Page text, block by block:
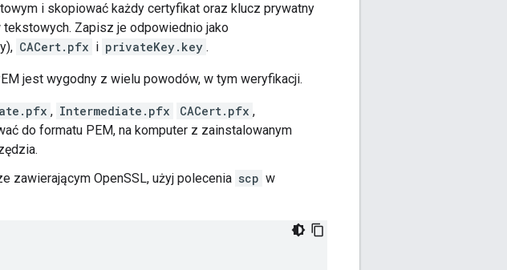
i skopiować każdy certyfikat oraz klucz prywatny
Zapisz je odpowiednio jako
CACert.pfx i privateKey.key .
jest wygodny z wielu powodów, w tym weryfikacji.
, Intermediate.pfx CACert.pfx ,
do formatu PEM, na komputer z zainstalowanym
zawierającym OpenSSL, użyj polecenia scp w